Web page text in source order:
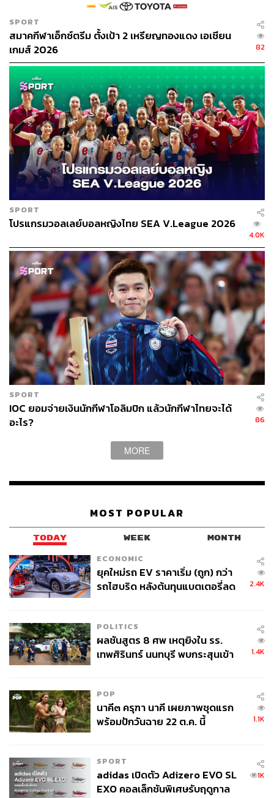
SPORT
สมาคกีฬาเอ็กซ์ตรีม ตั้งเป้า 2 เหรียญทองแดง เอเชียน
เกมส์ 2026
82
SPORT
โปรแกรมวอลเลย์บอลหญิงไทย SEA V.League 2026
4.0K
SPORT
IOC ยอมจ่ายเงินนักกีฬาโอลิมปิก แล้วนักกีฬาไทยจะได้
อะไร?
86
MORE
MOST POPULAR
TODAY WEEK MONTH
ECONOMIC
ยุคใหม่รถ EV ราคาเริ่ม (ถูก) กว่า
รถไฮบริด หลังต้นทุนแบตเตอรี่ลด
2.4K
POLITICS
ผลชันสูตร 8 ศพ เหตุยิงใน รร.
เทพศิรินทร์ นนทบุรี พบกระสุนเข้า
1.4K
POP
นาคี๓ ครุฑา นาคี เผยภาพชุดแรก
พร้อมปักวันฉาย 22 ต.ค. นี้
1.1K
SPORT
adidas เปิดตัว Adizero EVO SL
EXO คอลเล็กชันพิเศษรับฤดูกาล
1K